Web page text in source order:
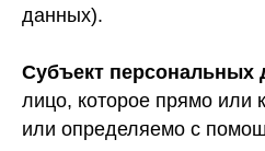
данных).
Субъект персональных
лицо, которое прямо или
или определяемо с